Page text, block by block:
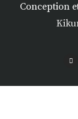
Conception